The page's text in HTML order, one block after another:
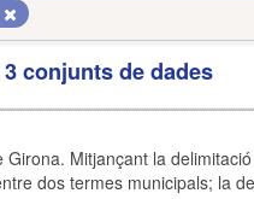
conjunts de dades
Mitjançant la
dos termes municipals; la